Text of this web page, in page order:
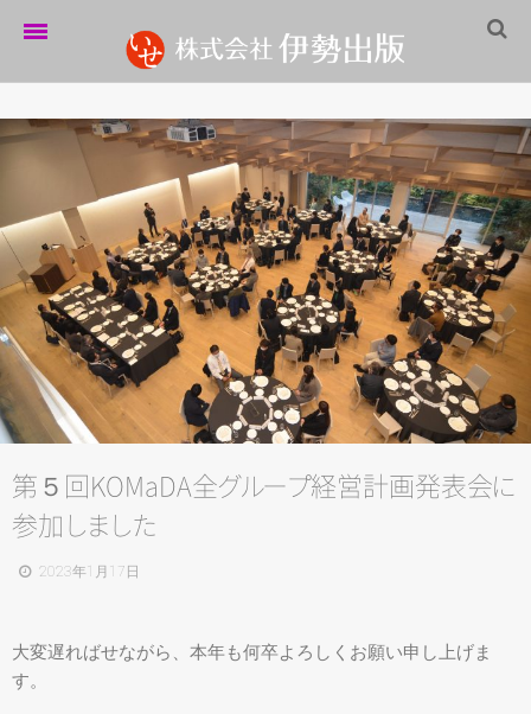
伊勢出版だより
制作実績
企業情報
採用情報
パートナーシップ
お問い合わせ
サイトマップ
第５回KOMaDA全グループ経営計画発表会に
参加 しま した
2023年1月17日
大変遅ればせながら、本年も何卒よろしくお願い申し上げま
す。